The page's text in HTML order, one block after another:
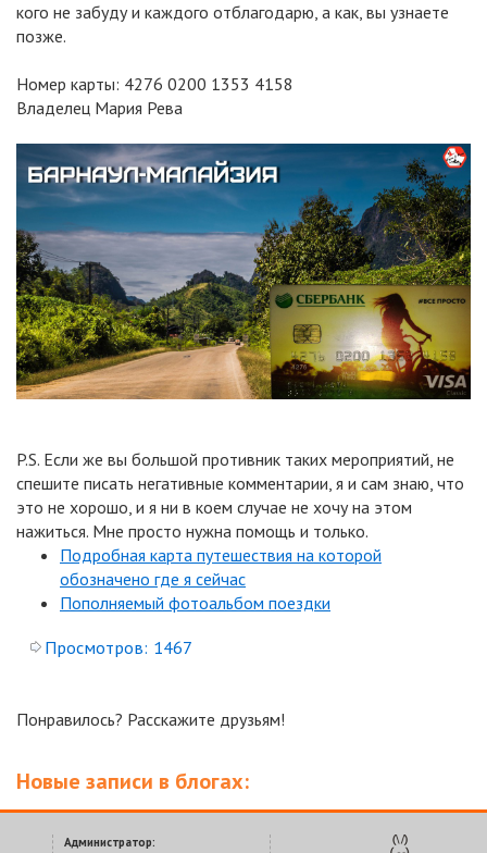
кого не забуду и каждого отблагодарю, а как, вы узнаете
позже.
Номер карты: 4276 0200 1353 4158
Владелец Мария Рева
P.S. Если же вы большой противник таких мероприятий, не
спешите писать негативные комментарии, я и сам знаю, что
это не хорошо, и я ни в коем случае не хочу на этом
нажиться. Мне просто нужна помощь и только.
Подробная карта путешествия на которой
обозначено где я сейчас
Пополняемый фотоальбом поездки
Просмотров: 1467
Понравилось? Расскажите друзьям!
Новые записи в блогах:
Администратор: